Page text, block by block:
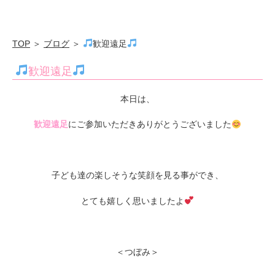
TOP ＞ ブログ ＞ 歓迎遠足
歓迎遠足
本日は、
歓迎遠足にご参加いただきありがとうございました
子ども達の楽しそうな笑顔を見る事ができ、
とても嬉しく思いましたよ
＜つぼみ＞